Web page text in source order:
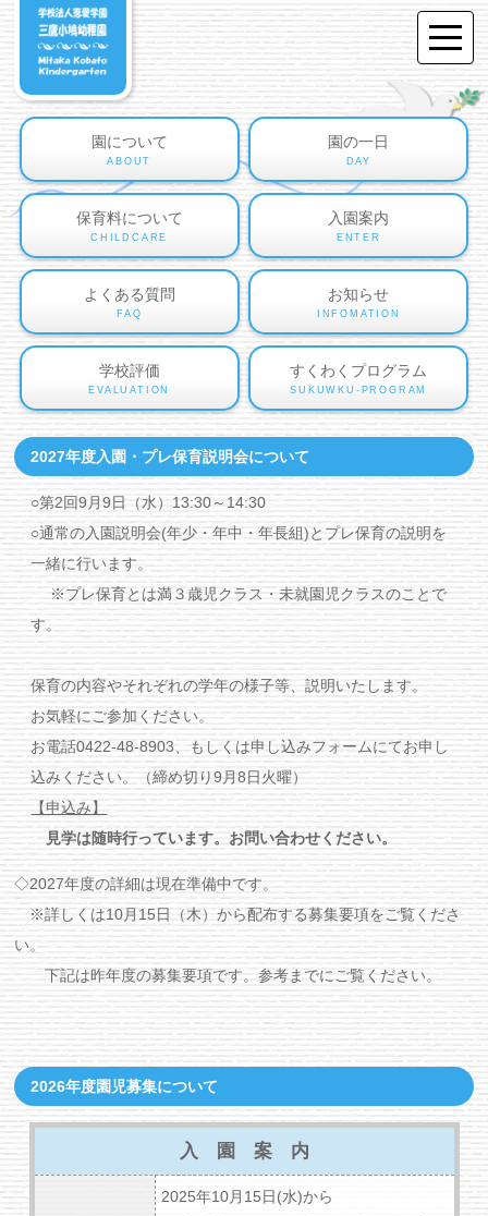
園について
ABOUT
園の一日
DAY
保育料について
CHILDCARE
入園案内
ENTER
よくある質問
FAQ
お知らせ
INFOMATION
学校評価
EVALUATION
すくわくプログラム
SUKUWKU-PROGRAM
2027年度入園・プレ保育説明会について
○第2回9月9日（水）13:30～14:30
○通常の入園説明会(年少・年中・年長組)とプレ保育の説明を
一緒に行います。
※プレ保育とは満３歳児クラス・未就園児クラスのことで
す。
保育の内容やそれぞれの学年の様子等、説明いたします。
お気軽にご参加ください。
お電話0422-48-8903、もしくは申し込みフォームにてお申し
込みください。（締め切り9月8日火曜）
【申込み】
見学は随時行っています。お問い合わせください。
◇2027年度の詳細は現在準備中です。
※詳しくは10月15日（木）から配布する募集要項をご覧くださ
い。
下記は昨年度の募集要項です。参考までにご覧ください。
2026年度園児募集について
入 園 案 内
2025年10月15日(水)から